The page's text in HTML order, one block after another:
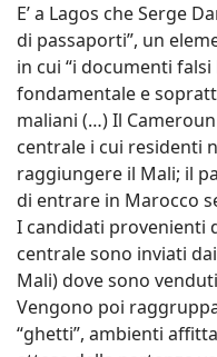
E’ a Lagos che Serge
di passaporti”, un
in cui “i documenti
fondamentale e
maliani (…) Il
centrale i cui residenti
raggiungere il Mali; il
di entrare in Marocco
I candidati provenienti
centrale sono inviati
Mali) dove sono
Vengono poi
“ghetti”, ambienti